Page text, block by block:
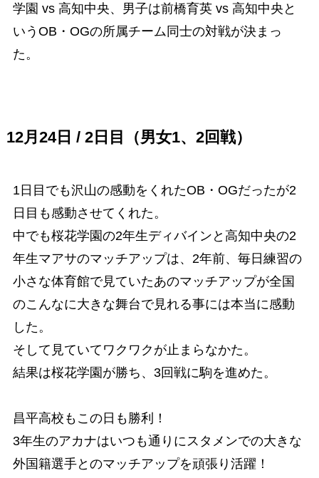
学園 vs 高知中央、男子は前橋育英 vs 高知中央と
いうOB・OGの所属チーム同士の対戦が決まっ
た。
12月24日 / 2日目（男女1、2回戦）
1日目でも沢山の感動をくれたOB・OGだったが2
日目も感動させてくれた。
中でも桜花学園の2年生ディバインと高知中央の2
年生マアサのマッチアップは、2年前、毎日練習の
小さな体育館で見ていたあのマッチアップが全国
のこんなに大きな舞台で見れる事には本当に感動
した。
そして見ていてワクワクが止まらなかた。
結果は桜花学園が勝ち、3回戦に駒を進めた。
昌平高校もこの日も勝利！
3年生のアカナはいつも通りにスタメンでの大きな
外国籍選手とのマッチアップを頑張り活躍！